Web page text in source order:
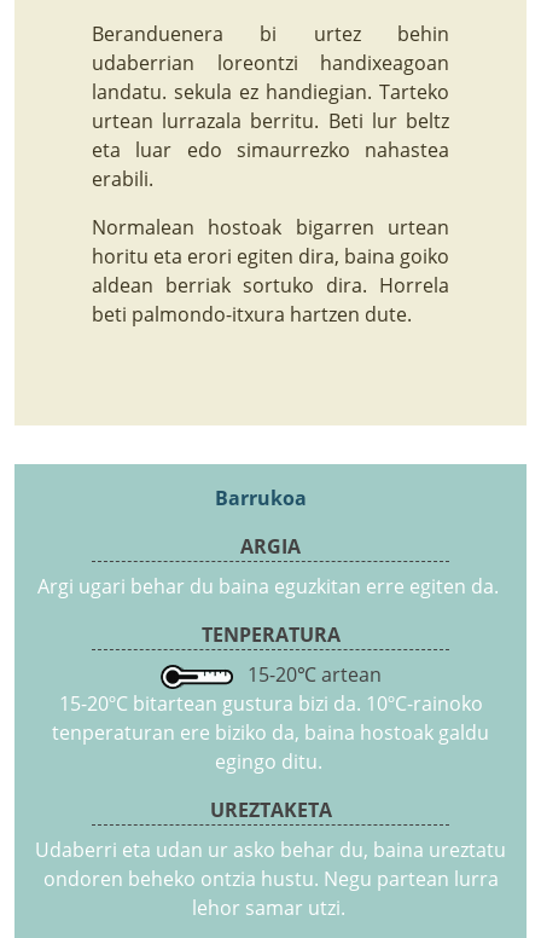
Beranduenera bi urtez behin
udaberrian loreontzi handixeagoan
landatu. sekula ez handiegian. Tarteko
urtean lurrazala berritu. Beti lur beltz
eta luar edo simaurrezko nahastea
erabili.
Normalean hostoak bigarren urtean
horitu eta erori egiten dira, baina goiko
aldean berriak sortuko dira. Horrela
beti palmondo-itxura hartzen dute.
Barrukoa
ARGIA
Argi ugari behar du baina eguzkitan erre egiten da.
TENPERATURA
15-20℃ artean
15-20ºC bitartean gustura bizi da. 10ºC-rainoko
tenperaturan ere biziko da, baina hostoak galdu
egingo ditu.
UREZTAKETA
Udaberri eta udan ur asko behar du, baina ureztatu
ondoren beheko ontzia hustu. Negu partean lurra
lehor samar utzi.